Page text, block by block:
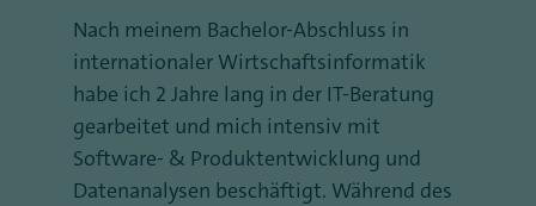
Nach meinem Bachelor-Abschluss in
internationaler Wirtschaftsinformatik
habe ich 2 Jahre lang in der IT-Beratung
gearbeitet und mich intensiv mit
Software- & Produktentwicklung und
Datenanalysen beschäftigt. Während des